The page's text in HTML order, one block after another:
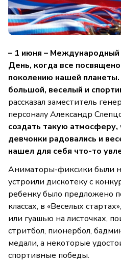
– 1 июня –
День, когда все
поколению нашей
большой, веселый и
рассказал заместитель
персоналу Александр
создать такую
девчонки радовались и
нашел для себя что-то
Аниматоры-фиксики были
устроили дискотеку с
ребенку было предложено
классах, в «Веселых
или гуашью на листочках,
стритбол, пионербол,
медали, а некоторые
спортивные победы.